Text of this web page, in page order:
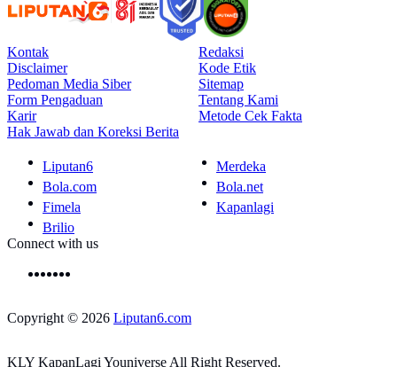
Kontak
Redaksi
Disclaimer
Kode Etik
Pedoman Media Siber
Sitemap
Form Pengaduan
Tentang Kami
Karir
Metode Cek Fakta
Hak Jawab dan Koreksi Berita
Liputan6
Merdeka
Bola.com
Bola.net
Fimela
Kapanlagi
Brilio
Connect with us
Copyright © 2026 Liputan6.com
KLY KapanLagi Youniverse All Right Reserved.